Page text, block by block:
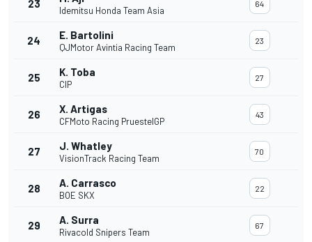
23
Idemitsu Honda Team Asia
64
24 E. Bartolini
QJMotor Avintia Racing Team
23
25 K. Toba
CIP
27
26 X. Artigas
CFMoto Racing PruestelGP
43
27 J. Whatley
VisionTrack Racing Team
70
28 A. Carrasco
BOE SKX
22
29 A. Surra
Rivacold Snipers Team
67